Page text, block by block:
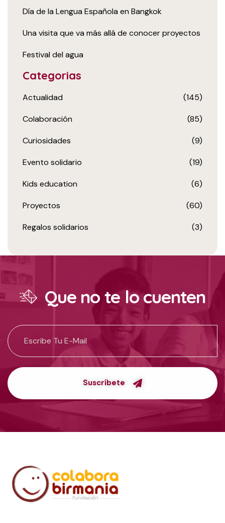
Día de la Lengua Española en Bangkok
Una visita que va más allá de conocer proyectos
Festival del agua
Categorias
Actualidad (145)
Colaboración (85)
Curiosidades (9)
Evento solidario (19)
Kids education (6)
Proyectos (60)
Regalos solidarios (3)
Que no te lo cuenten
Suscríbete